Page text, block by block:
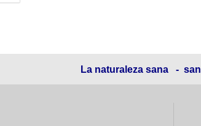
La naturaleza sana -